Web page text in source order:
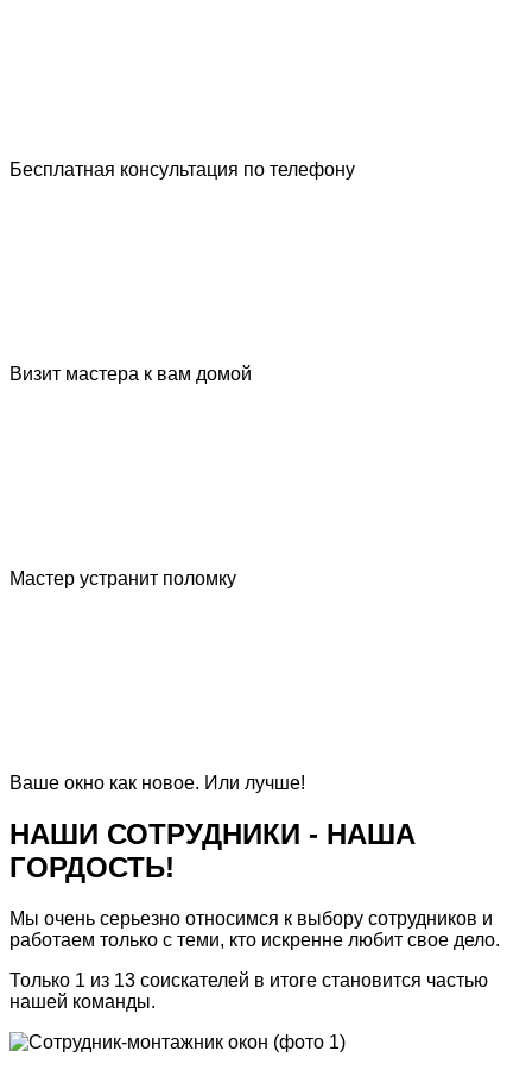
Бесплатная консультация по телефону
Визит мастера к вам домой
Мастер устранит поломку
Ваше окно как новое. Или лучше!
НАШИ СОТРУДНИКИ - НАША
ГОРДОСТЬ!
Мы очень серьезно относимся к выбору сотрудников и
работаем только с теми, кто искренне любит свое дело.
Только 1 из 13 соискателей в итоге становится частью
нашей команды.